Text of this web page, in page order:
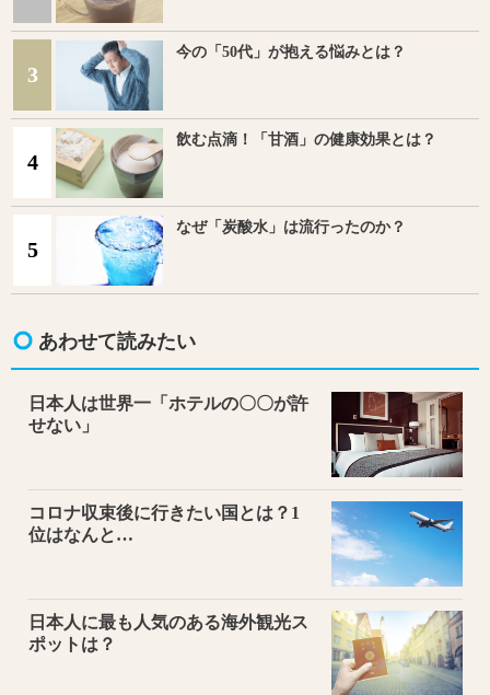
3
今の「50代」が抱える悩みとは？
4
飲む点滴！「甘酒」の健康効果とは？
5
なぜ「炭酸水」は流行ったのか？
あわせて読みたい
日本人は世界一「ホテルの〇〇が許
せない」
コロナ収束後に行きたい国とは？1
位はなんと…
日本人に最も人気のある海外観光ス
ポットは？